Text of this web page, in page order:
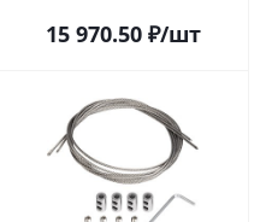
15 970.50₽/шт